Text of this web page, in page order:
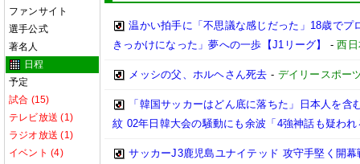
ファンサイト
選手公式
著名人
日程
予定
試合 (15)
テレビ放送 (1)
ラジオ放送 (1)
イベント (4)
温かい拍手に「不思議な感じだった」18歳で
きっかけになった」夢への一歩【J1リーグ】
-西
メッシの父、ホルヘさん死去 - デイリースポー
「韓国サッカーはどん底に落ちた」日本人を
紋 02年日韓大会の騒動にも余波「4強神話も疑われ
サッカーJ3鹿児島ユナイテッド 攻守手堅く開